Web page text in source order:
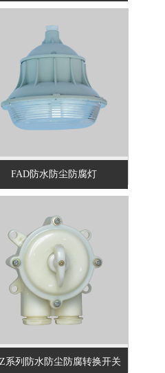
FAD防水防尘防腐灯
系列防水防尘防腐转换开关